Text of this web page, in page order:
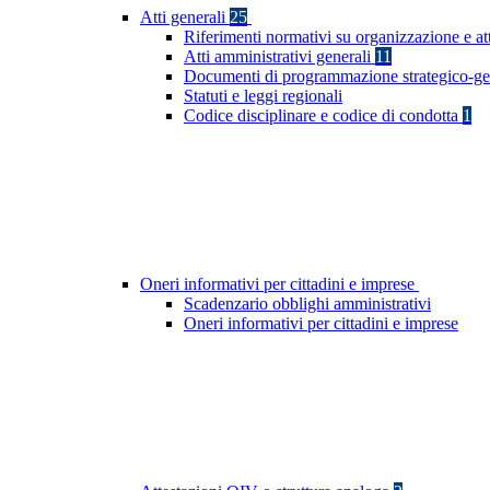
Atti generali 25
Riferimenti normativi su organizzazione e
Atti amministrativi generali 11
Documenti di programmazione strategico-
Statuti e leggi regionali
Codice disciplinare e codice di condotta 1
Oneri informativi per cittadini e imprese
Scadenzario obblighi amministrativi
Oneri informativi per cittadini e imprese